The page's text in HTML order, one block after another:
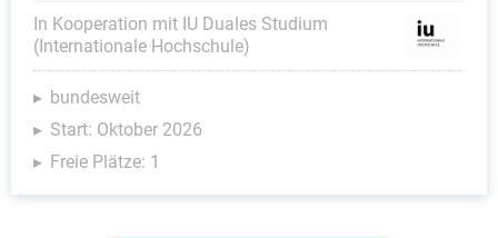
In Kooperation mit IU Duales Studium
(Internationale Hochschule)
bundesweit
Start: Oktober 2026
Freie Plätze: 1